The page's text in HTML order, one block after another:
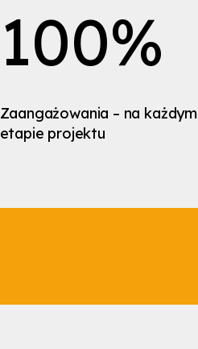
100%
Zaangażowania – na każdym
etapie projektu